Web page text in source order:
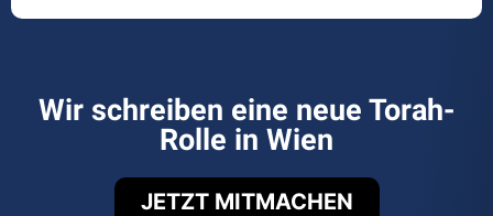
Wir schreiben eine neue Torah-
Rolle in Wien
JETZT MITMACHEN